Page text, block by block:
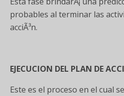
probables al terminar las
acciÃ³n.
EJECUCION DEL PLAN DE
Este es el proceso en el cual